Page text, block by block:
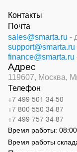
Контакты
Почта
sales@smarta.ru -
support@smarta.ru
finance@smarta.ru
Адрес
119607, Москва,
Телефон
+7 499 501 34 50
+7 800 550 34 87
+7 499 757 34 87
Время работы:
Время работы